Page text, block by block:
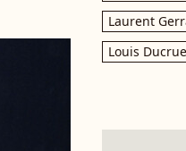
Laurent
Louis